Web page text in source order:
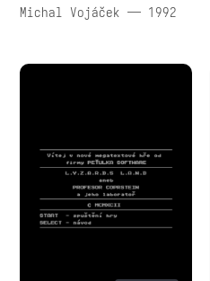
Michal Vojáček — 1992